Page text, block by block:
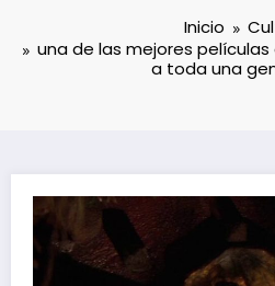
Inicio
una de las mejores
a toda una